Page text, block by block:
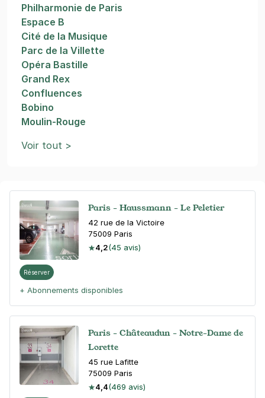
Paris - Haussmann - Le Peletier
42 rue de la Victoire
75009 Paris
4,2(45 avis)
Réserver
+ Abonnements disponibles
Paris - Châteaudun - Notre-Dame de
Lorette
45 rue Lafitte
75009 Paris
4,4(469 avis)
Philharmonie de Paris
Espace B
Cité de la Musique
Parc de la Villette
Opéra Bastille
Grand Rex
Confluences
Bobino
Moulin-Rouge
Voir tout >